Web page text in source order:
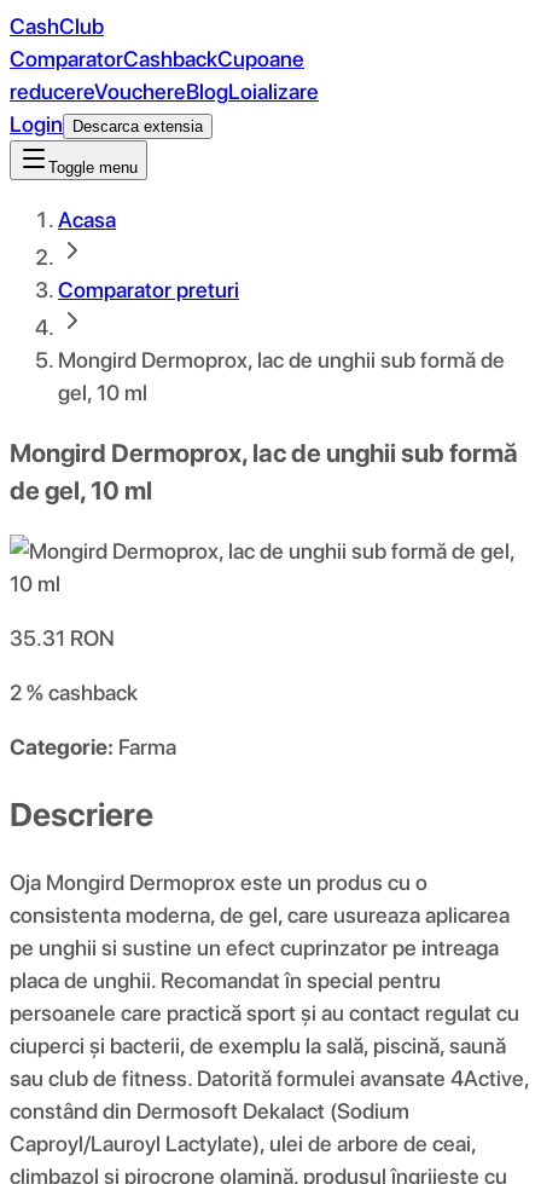
CashClub
ComparatorCashbackCupoane
reducereVouchereBlogLoializare
Login
Descarca extensia
Toggle menu
Acasa
Comparator preturi
Mongird Dermoprox, lac de unghii sub formă de
gel, 10 ml
Mongird Dermoprox, lac de unghii sub formă
de gel, 10 ml
35.31 RON
2 %cashback
Categorie: Farma
Descriere
Oja Mongird Dermoprox este un produs cu o
consistenta moderna, de gel, care usureaza aplicarea
pe unghii si sustine un efect cuprinzator pe intreaga
placa de unghii. Recomandat în special pentru
persoanele care practică sport și au contact regulat cu
ciuperci și bacterii, de exemplu la sală, piscină, saună
sau club de fitness. Datorită formulei avansate 4Active,
constând din Dermosoft Dekalact (Sodium
Caproyl/Lauroyl Lactylate), ulei de arbore de ceai,
climbazol și pirocrone olamină, produsul îngrijește cu